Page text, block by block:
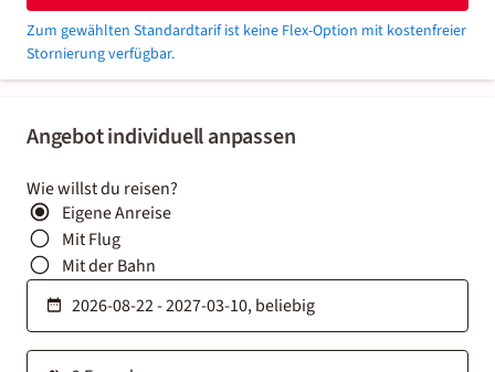
Angebot individuell anpassen
Wie willst du reisen?
Eigene Anreise
Mit Flug
Mit der Bahn
Zum gewählten Standardtarif ist keine Flex-Option mit kostenfreier
Stornierung verfügbar.